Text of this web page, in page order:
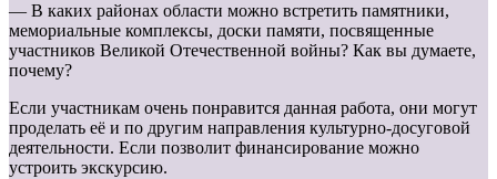
— В каких районах области можно встретить памятники,
мемориальные комплексы, доски памяти, посвященные
участников Великой Отечественной войны? Как вы думаете,
почему?
Если участникам очень понравится данная работа, они могут
проделать её и по другим направления культурно-досуговой
деятельности. Если позволит финансирование можно
устроить экскурсию.